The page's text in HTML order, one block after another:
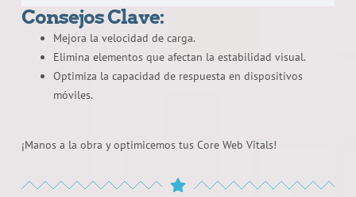
Consejos Clave:
Mejora la velocidad de carga.
Elimina elementos que afectan la estabilidad visual.
Optimiza la capacidad de respuesta en dispositivos
móviles.
¡Manos a la obra y optimicemos tus Core Web Vitals!